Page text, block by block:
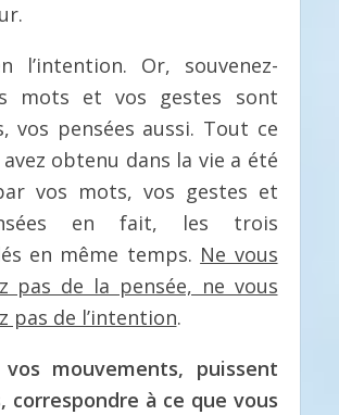
l’intention. Or, souvenez-
mots et vos gestes sont
vos pensées aussi. Tout ce
obtenu dans la vie a été
vos mots, vos gestes et
en fait, les trois
en même temps. Ne vous
pas de la pensée, ne vous
pas de l’intention.
vos mouvements, puissent
correspondre à ce que vous